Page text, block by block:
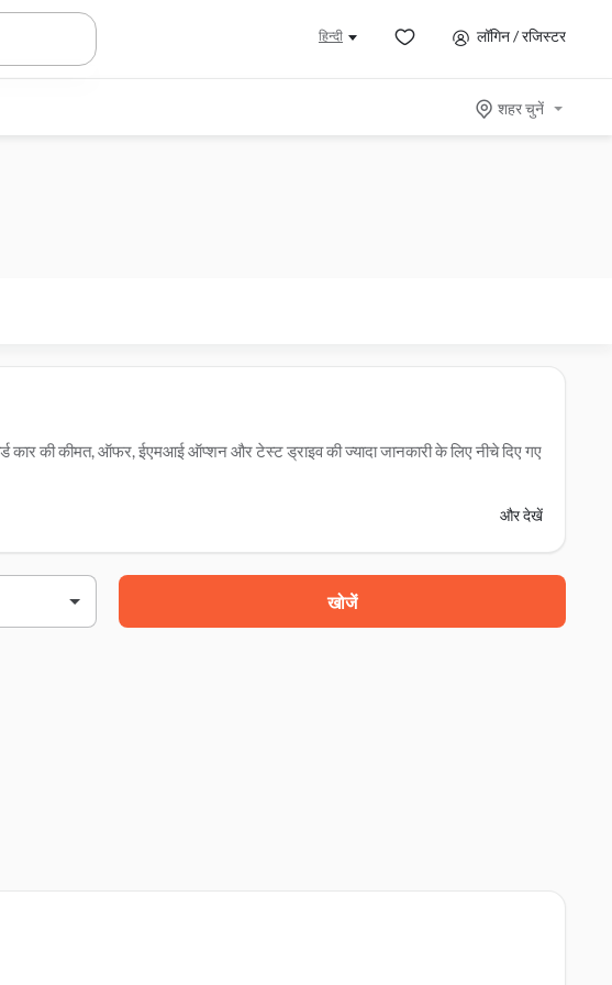
हिन्दी लॉगिन / रजिस्टर
शहर चुनें
की कीमत, ऑफर, ईएमआई ऑप्शन और टेस्ट ड्राइव की ज्यादा जानकारी के लिए नीचे दिए गए
और देखें
खोजें